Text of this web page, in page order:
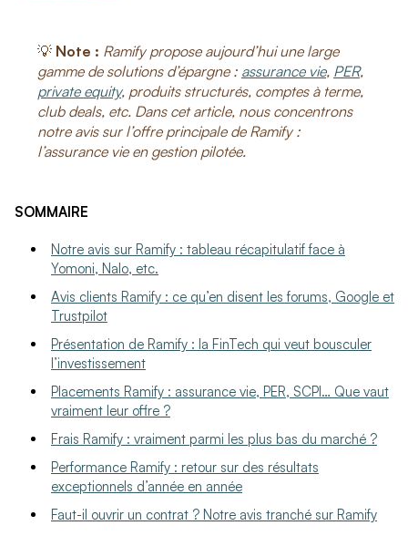
💡 Note : Ramify propose aujourd’hui une large
gamme de solutions d’épargne : assurance vie, PER,
private equity, produits structurés, comptes à terme,
club deals, etc. Dans cet article, nous concentrons
notre avis sur l’offre principale de Ramify :
l’assurance vie en gestion pilotée.
SOMMAIRE
Notre avis sur Ramify : tableau récapitulatif face à
Yomoni, Nalo, etc.
Avis clients Ramify : ce qu’en disent les forums, Google et
Trustpilot
Présentation de Ramify : la FinTech qui veut bousculer
l’investissement
Placements Ramify : assurance vie, PER, SCPI… Que vaut
vraiment leur offre ?
Frais Ramify : vraiment parmi les plus bas du marché ?
Performance Ramify : retour sur des résultats
exceptionnels d’année en année
Faut-il ouvrir un contrat ? Notre avis tranché sur Ramify